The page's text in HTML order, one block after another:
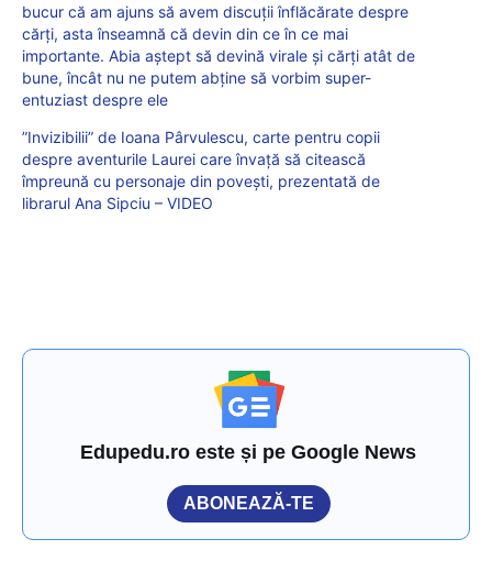
bucur că am ajuns să avem discuții înflăcărate despre
cărți, asta înseamnă că devin din ce în ce mai
importante. Abia aștept să devină virale și cărți atât de
bune, încât nu ne putem abține să vorbim super-
entuziast despre ele
”Invizibilii” de Ioana Pârvulescu, carte pentru copii
despre aventurile Laurei care învață să citească
împreună cu personaje din povești, prezentată de
librarul Ana Sipciu – VIDEO
Edupedu.ro este și pe Google News
ABONEAZĂ-TE